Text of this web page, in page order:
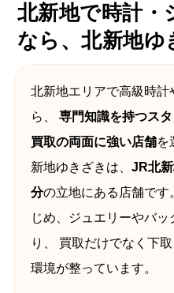
北新地で時計・
なら、北新地ゆ
北新地エリアで高級時
ら、 専門知識を持つス
買取の両面に強い店舗を
新地ゆきざきは、 JR北
分の立地にある店舗です
じめ、ジュエリーやバ
り、 買取だけでなく下
環境が整っています。